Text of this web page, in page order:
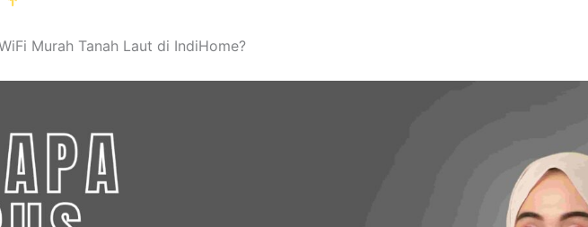
Murah Tanah Laut di IndiHome?